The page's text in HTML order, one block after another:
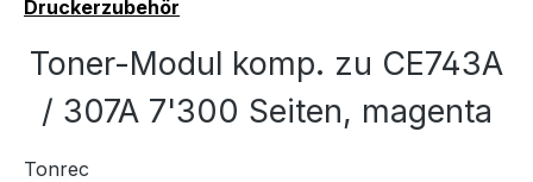
Druckerzubehör
Toner-Modul komp. zu CE743A
/ 307A 7'300 Seiten, magenta
Tonrec